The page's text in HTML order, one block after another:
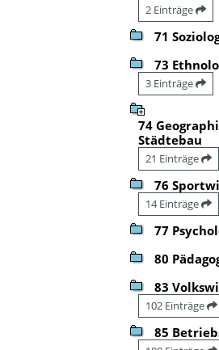
2 Einträge
71
73
3 Einträge
74
Städtebau
21 Einträge
76
14 Einträge
77
80
83
102 Einträge
85